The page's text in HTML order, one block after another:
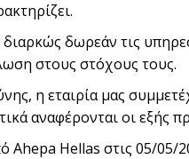
δωρεάν τις
στους στόχους τους.
η εταιρία μας
αναφέρονται οι εξής
Hellas στις 05/05/